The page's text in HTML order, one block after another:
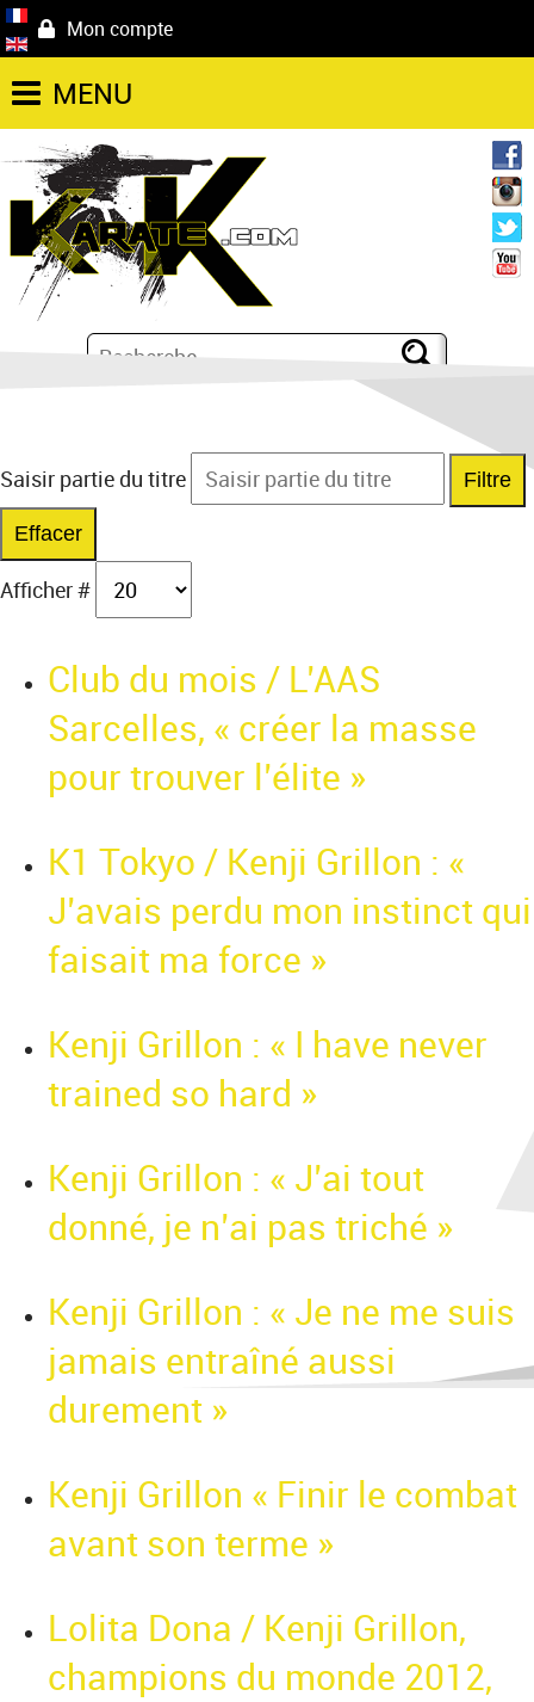
Mon compte
MENU
Saisir partie du titre Filtre
Effacer
Afficher #
Club du mois / L’AAS
Sarcelles, « créer la masse
pour trouver l’élite »
K1 Tokyo / Kenji Grillon : «
J’avais perdu mon instinct qui
faisait ma force »
Kenji Grillon : « I have never
trained so hard »
Kenji Grillon : « J’ai tout
donné, je n’ai pas triché »
Kenji Grillon : « Je ne me suis
jamais entraîné aussi
durement »
Kenji Grillon « Finir le combat
avant son terme »
Lolita Dona / Kenji Grillon,
champions du monde 2012,